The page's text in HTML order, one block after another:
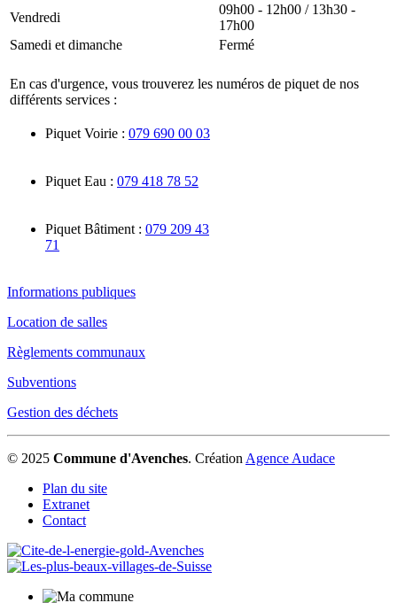
Vendredi
09h00 - 12h00 / 13h30 -
17h00
Samedi et dimanche
Fermé
En cas d'urgence, vous trouverez les numéros de piquet de nos
différents services :
Piquet Voirie : 079 690 00 03
Piquet Eau : 079 418 78 52
Piquet Bâtiment : 079 209 43
71
Informations publiques
Location de salles
Règlements communaux
Subventions
Gestion des déchets
© 2025 Commune d'Avenches. Création Agence Audace
Plan du site
Extranet
Contact